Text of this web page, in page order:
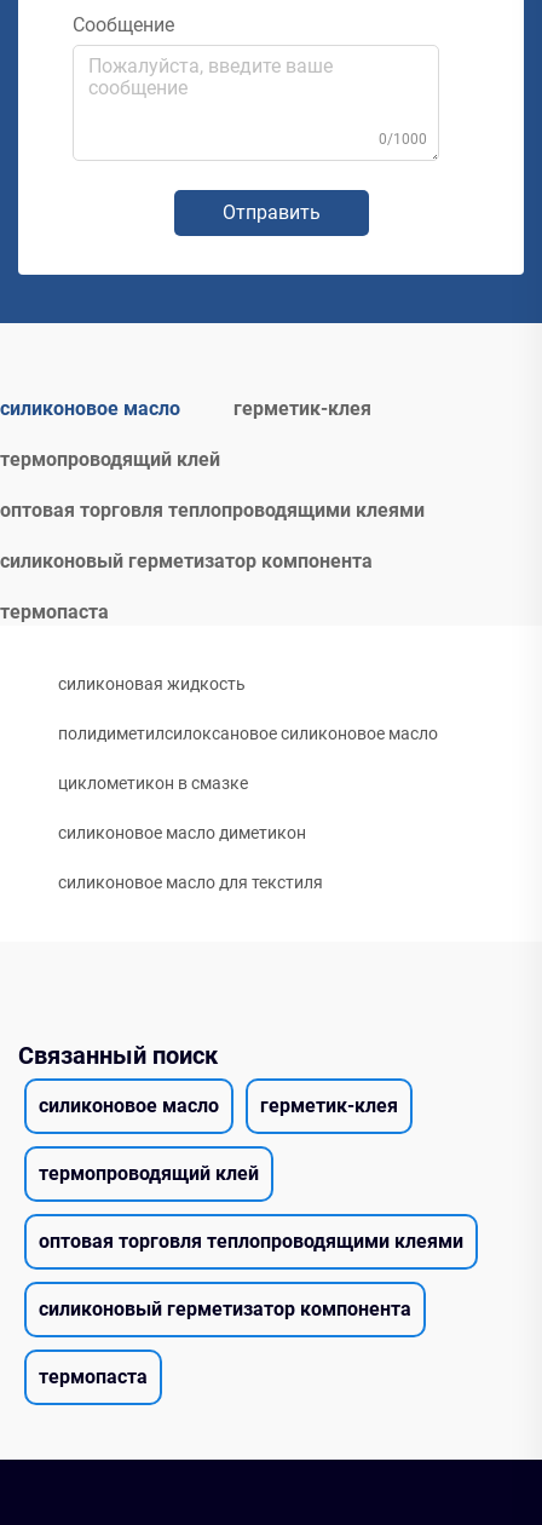
Сообщение
0/1000
Отправить
силиконовое масло герметик-клея
термопроводящий клей
оптовая торговля теплопроводящими клеями
силиконовый герметизатор компонента
термопаста
силиконовая жидкость
полидиметилсилоксановое силиконовое масло
циклометикон в смазке
силиконовое масло диметикон
силиконовое масло для текстиля
Связанный поиск
силиконовое масло герметик-клея
термопроводящий клей
оптовая торговля теплопроводящими клеями
силиконовый герметизатор компонента
термопаста